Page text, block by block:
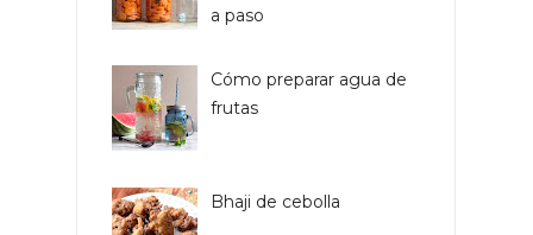
a paso
Cómo preparar agua de
frutas
Bhaji de cebolla